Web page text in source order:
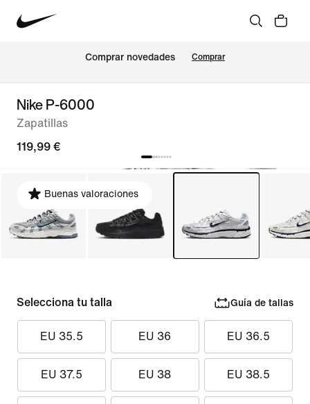
Comprar novedades Comprar
Nike P-6000
Zapatillas
119,99 €
Buenas valoraciones
Selecciona tu talla Guía de tallas
EU 35.5 EU 36 EU 36.5
EU 37.5 EU 38 EU 38.5